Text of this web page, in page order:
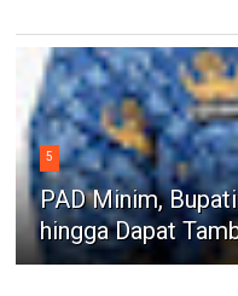
5
PAD Minim,
hingga Dapat